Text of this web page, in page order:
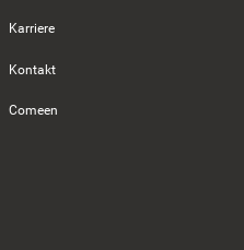
Karriere
Kontakt
Comeen